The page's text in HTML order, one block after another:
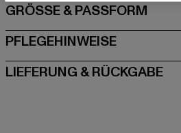
GRÖSSE & PASSFORM
PFLEGEHINWEISE
LIEFERUNG & RÜCKGABE